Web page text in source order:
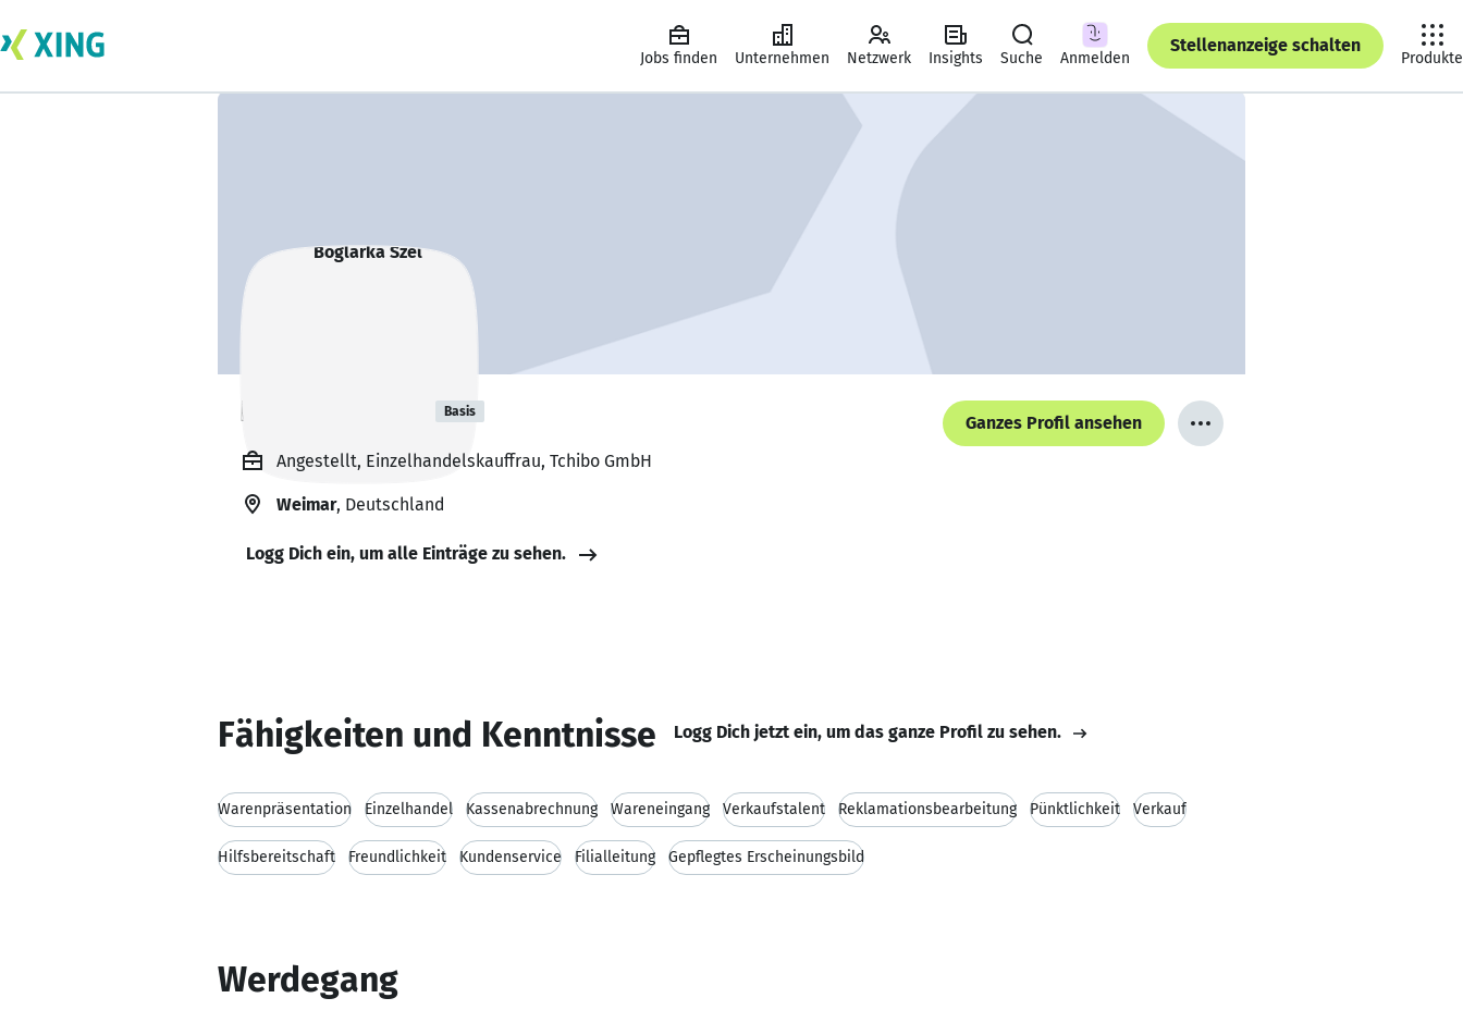
Jobs finden Unternehmen Netzwerk Insights Suche Anmelden
Stellenanzeige schalten
Produkte
Boglarka Szel Basis
Ganzes Profil ansehen
Angestellt, Einzelhandelskauffrau, Tchibo GmbH
Weimar, Deutschland
Logg Dich ein, um alle Einträge zu sehen.
Fähigkeiten und Kenntnisse Logg Dich jetzt ein, um das ganze Profil zu sehen.
Warenpräsentation Einzelhandel Kassenabrechnung Wareneingang Verkaufstalent Reklamationsbearbeitung Pünktlichkeit Verkauf
Hilfsbereitschaft Freundlichkeit Kundenservice Filialleitung Gepflegtes Erscheinungsbild
Werdegang